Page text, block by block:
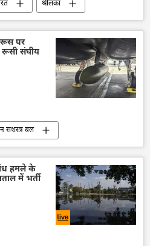
श्रीलंका
द्विपक्षीय व्यापार
क्रूज पोत
रूस पर
संघीय
सशस्त्र बल
आतंकवाद
हमले के
में भर्ती